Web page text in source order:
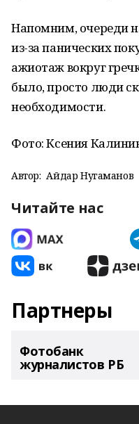
Напомним, очереди
из-за панических
ажиотаж вокруг
было, просто люди
необходимости.
Фото: Ксения
Автор: Айдар Нугаманов
Читайте нас
Партнеры
Фотобанк
журналистов РБ